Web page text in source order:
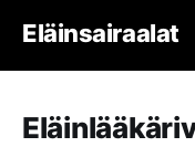
Eläinsairaalat